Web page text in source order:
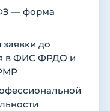
— форма
заявки до
в ФИС ФРДО и